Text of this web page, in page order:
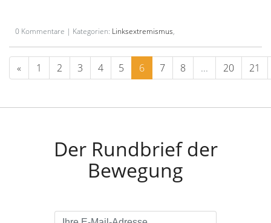
0 Kommentare | Kategorien: Linksextremismus,
« 1 2 3 4 5 6 7 8 ... 20 21
Der Rundbrief der
Bewegung